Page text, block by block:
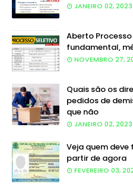
JANEIRO 02, 2023
Aberto
fundamental,
NOVEMBRO 27,
Quais são os
pedidos de
que não
JANEIRO 02, 2023
Veja quem deve
partir de agora
FEVEREIRO 03,